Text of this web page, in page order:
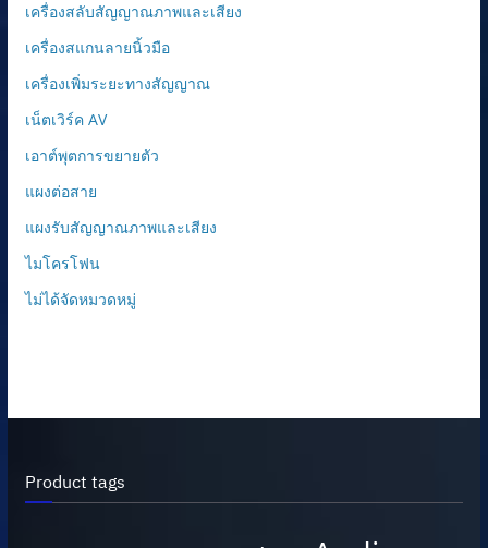
เครื่องสลับสัญญาณภาพและเสียง
เครื่องสแกนลายนิ้วมือ
เครื่องเพิ่มระยะทางสัญญาณ
เน็ตเวิร์ค AV
เอาต์พุตการขยายตัว
แผงต่อสาย
แผงรับสัญญาณภาพและเสียง
ไมโครโฟน
ไม่ได้จัดหมวดหมู่
Product tags